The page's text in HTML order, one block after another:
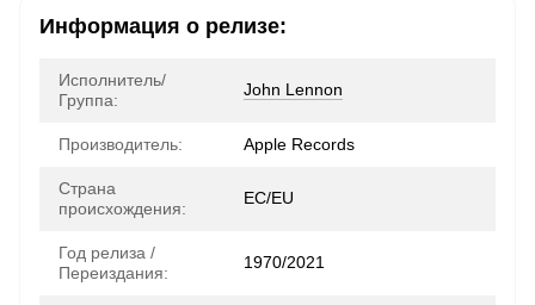
Информация о релизе:
Исполнитель/
Группа:
John Lennon
Производитель: Apple Records
Страна
происхождения:
ЕС/EU
Год релиза /
Переиздания:
1970/2021